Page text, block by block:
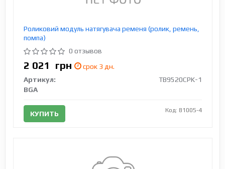
Роликовий модуль натягувача ременя (ролик, ремень,
помпа)
0 отзывов
2 021 грн
срок 3 дн.
Артикул:
TB9520CPK-1
BGA
КУПИТЬ Код: 81005-4